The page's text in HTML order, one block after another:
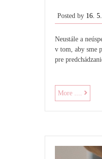
Posted by 16.
Neustále a
v tom, aby sme
pre
More ....
dodanie
pred